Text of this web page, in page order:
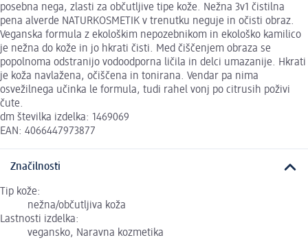
posebna nega, zlasti za občutljive tipe kože. Nežna 3v1 čistilna
pena alverde NATURKOSMETIK v trenutku neguje in očisti obraz.
Veganska formula z ekološkim nepozebnikom in ekološko kamilico
je nežna do kože in jo hkrati čisti. Med čiščenjem obraza se
popolnoma odstranijo vodoodporna ličila in delci umazanije. Hkrati
je koža navlažena, očiščena in tonirana. Vendar pa nima
osvežilnega učinka le formula, tudi rahel vonj po citrusih poživi
čute.
dm številka izdelka: 1469069
EAN: 4066447973877
Značilnosti
Tip kože:
nežna/občutljiva koža
Lastnosti izdelka:
vegansko, Naravna kozmetika